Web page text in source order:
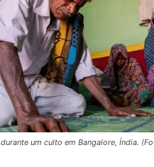
um culto em Bangalore, Índia.